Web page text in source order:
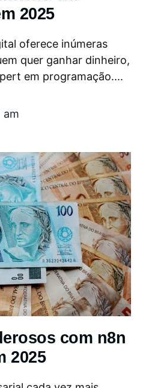
2025
oferece inúmeras
quer ganhar dinheiro,
em programação....
am
com n8n
2025